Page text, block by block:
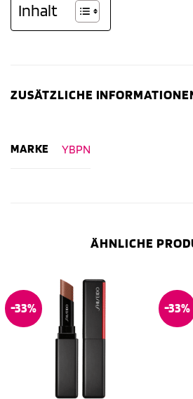
Inhalt
ZUSÄTZLICHE
MARKE YBPN
ÄHNLICHE
-33% -33%